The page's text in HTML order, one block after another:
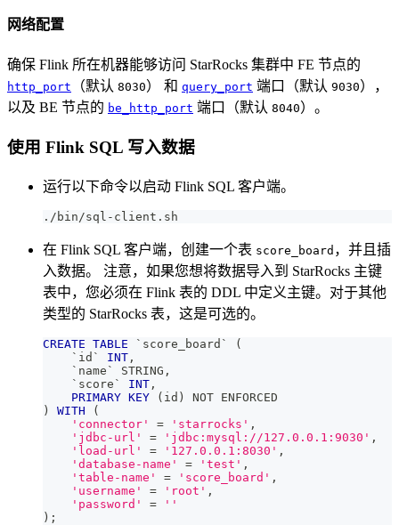
网络配置
确保 Flink 所在机器能够访问 StarRocks 集群中 FE 节点的
http_port （默认 8030） 和 query_port 端口（默认 9030），
以及 BE 节点的 be_http_port 端口（默认 8040）。
使用 Flink SQL 写入数据
运行以下命令以启动 Flink SQL 客户端。
./bin/sql-client.sh
在 Flink SQL 客户端，创建一个表 score_board ，并且插
入数据。 注意，如果您想将数据导入到 StarRocks 主键
表中，您必须在 Flink 表的 DDL 中定义主键。对于其他
类型的 StarRocks 表，这是可选的。
CREATE TABLE ` score_board `
(
` id ` INT ,
` name ` STRING ,
` score ` INT ,
PRIMARY KEY ( id ) NOT ENFORCED
)
WITH
(
'connector'
= 'starrocks' ,
'jdbc-url'
= 'jdbc:mysql://127.0.0.1:9030' ,
'load-url'
= '127.0.0.1:8030' ,
'database-name'
= 'test' ,
'table-name'
= 'score_board' ,
'username'
= 'root' ,
'password'
=
''
) ;